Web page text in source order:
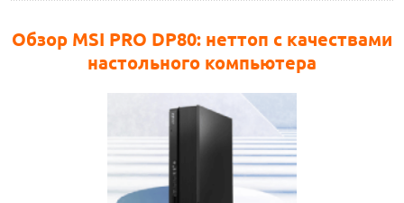
Обзор MSI PRO DP80: неттоп с качествами
настольного компьютера